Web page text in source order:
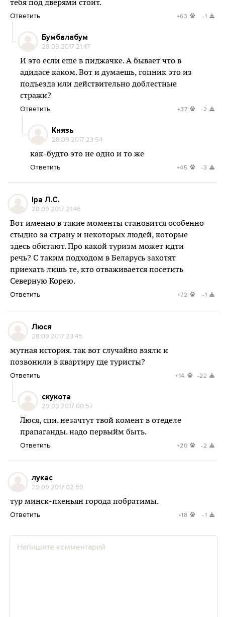
тебя под дверями стоит.
Ответить +63 -1
Бумбалабум
28.09.2017 21:47
И это если ещё в пиджачке. А бывает что в
адидасе каком. Вот и думаешь, гопник это из
подъезда или действительно доблестные
стражи?
Ответить +37 -2
Князь
28.09.2017 23:54
как-будто это не одно и то же
Ответить +45 -3
Іра Л.С.
28.09.2017 21:46
Вот именно в такие моменты становится особенно
стыдно за страну и некоторых людей, которые
здесь обитают. Про какой туризм может идти
речь? С таким подходом в Беларусь захотят
приехать лишь те, кто отваживается посетить
Северную Корею.
Ответить +72 -1
Люся
28.09.2017 23:45
мутная история. так вот случайно взяли и
позвонили в квартиру где туристы?
Ответить +14 -22
скукота
29.09.2017 00:57
Люся, спи. незачтут твой комент в отеделе
прапаганды. надо первыйм быть.
Ответить +20 -2
лукас
29.09.2017 02:59
тур минск-пхеньян города побратимы.
Ответить +18 -1